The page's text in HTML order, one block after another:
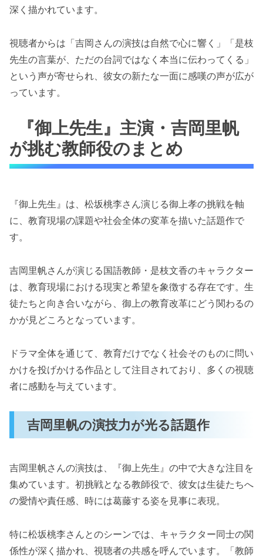
深く描かれています。
視聴者からは「吉岡さんの演技は自然で心に響く」「是枝
先生の言葉が、ただの台詞ではなく本当に伝わってくる」
という声が寄せられ、彼女の新たな一面に感嘆の声が広が
っています。
『御上先生』主演・吉岡里帆
が挑む教師役のまとめ
『御上先生』は、松坂桃李さん演じる御上孝の挑戦を軸
に、教育現場の課題や社会全体の変革を描いた話題作で
す。
吉岡里帆さんが演じる国語教師・是枝文香のキャラクター
は、教育現場における現実と希望を象徴する存在です。生
徒たちと向き合いながら、御上の教育改革にどう関わるの
かが見どころとなっています。
ドラマ全体を通じて、教育だけでなく社会そのものに問い
かけを投げかける作品として注目されており、多くの視聴
者に感動を与えています。
吉岡里帆の演技力が光る話題作
吉岡里帆さんの演技は、『御上先生』の中で大きな注目を
集めています。初挑戦となる教師役で、彼女は生徒たちへ
の愛情や責任感、時には葛藤する姿を見事に表現。
特に松坂桃李さんとのシーンでは、キャラクター同士の関
係性が深く描かれ、視聴者の共感を呼んでいます。「教師